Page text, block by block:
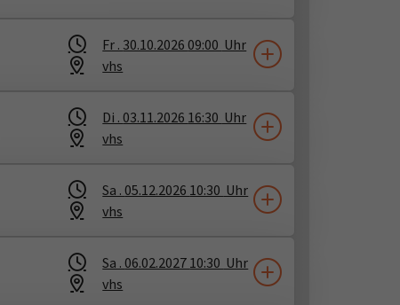
Fr . 30.10.2026 09:00 Uhr
vhs
Di . 03.11.2026 16:30 Uhr
vhs
Sa . 05.12.2026 10:30 Uhr
vhs
Sa . 06.02.2027 10:30 Uhr
vhs